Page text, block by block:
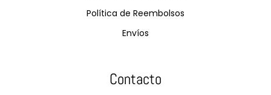
Política de Reembolsos
Envíos
Contacto